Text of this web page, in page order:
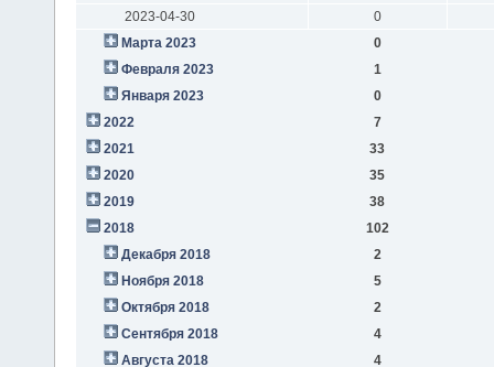
2023-04-30
0
Марта 2023
0
Февраля 2023
1
Января 2023
0
2022
7
2021
33
2020
35
2019
38
2018
102
Декабря 2018
2
Ноября 2018
5
Октября 2018
2
Сентября 2018
4
Августа 2018
4